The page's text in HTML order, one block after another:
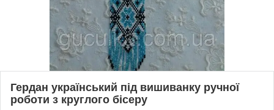
Гердан український під вишиванку ручної
роботи з круглого бісеру